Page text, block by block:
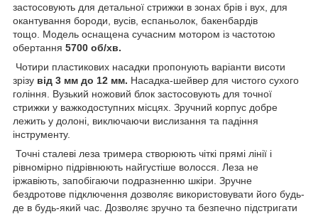
застосовують для детальної стрижки в зонах брів і вух, для
окантування бороди, вусів, еспаньолок, бакенбардів
тощо. Модель оснащена сучасним мотором із частотою
обертання 5700 об/хв.
Чотири пластикових насадки пропонують варіанти висоти
зрізу від 3 мм до 12 мм. Насадка-шейвер для чистого сухого
гоління. Вузький ножовий блок застосовують для точної
стрижки у важкодоступних місцях. Зручний корпус добре
лежить у долоні, виключаючи вислизання та падіння
інструменту.
Точні сталеві леза тримера створюють чіткі прямі лінії і
рівномірно підрівнюють найгустіше волосся. Леза не
іржавіють, запобігаючи подразненню шкіри. Зручне
бездротове підключення дозволяє використовувати його будь-
де в будь-який час. Дозволяє зручно та безпечно підстригати